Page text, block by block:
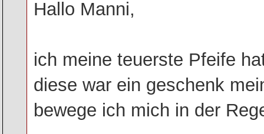
Hallo Manni,
ich meine teuerste Pfeife
diese war ein geschenk
bewege ich mich in der